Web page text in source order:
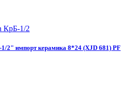
2" импорт керамика 8*24 (XJD 681) PF